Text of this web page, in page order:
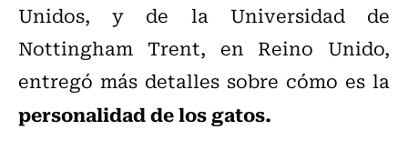
Unidos, y de la Universidad de
Nottingham Trent, en Reino Unido,
entregó más detalles sobre cómo es la
personalidad de los gatos.